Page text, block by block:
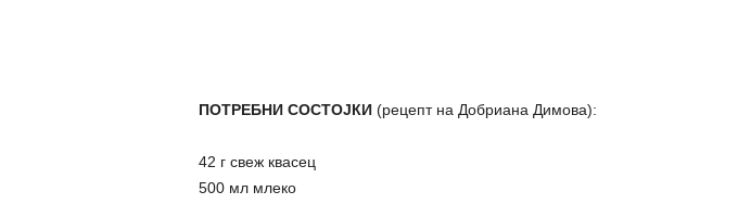
ПОТРЕБНИ СОСТОЈКИ(рецепт на Добриана Димова):
42 г свеж квасец
500 мл млеко